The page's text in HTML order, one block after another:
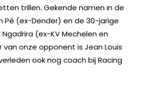
trillen. Gekende namen in de
Pé (ex-Dender) en de 30-jarige
(ex-KV Mechelen en
van onze opponent is Jean Louis
ook nog coach bij Racing